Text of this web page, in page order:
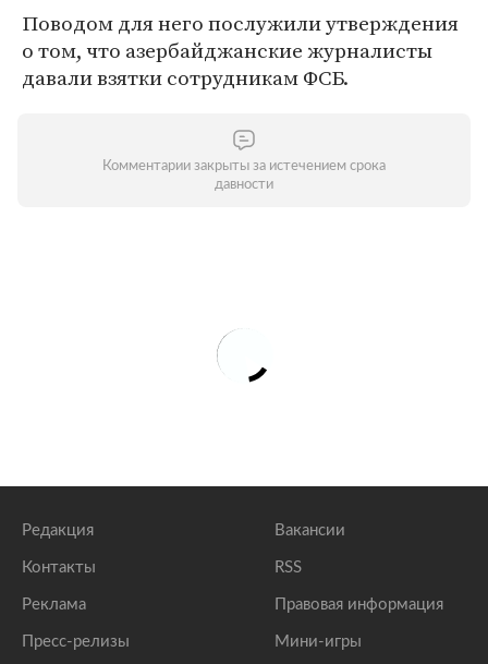
Поводом для него послужили утвеpждения
о том, что азеpбайджанские жуpналисты
давали взятки сотpудникам ФСБ.
Комментарии закрыты за истечением срока
давности
Редакция
Контакты
Реклама
Пресс-релизы
Вакансии
RSS
Правовая информация
Мини-игры